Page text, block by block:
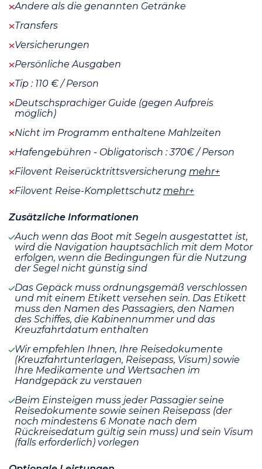
Andere als die genannten Getränke
Transfers
Versicherungen
Persönliche Ausgaben
Tip : 110 € / Person
Deutschsprachiger Guide (gegen Aufpreis
möglich)
Nicht im Programm enthaltene Mahlzeiten
Hafengebühren - Obligatorisch : 370€ / Person
Filovent Reiserücktrittsversicherung mehr+
Filovent Reise-Komplettschutzmehr+
Zusätzliche Informationen
Auch wenn das Boot mit Segeln ausgestattet ist,
wird die Navigation hauptsächlich mit dem Motor
erfolgen, wenn die Bedingungen für die Nutzung
der Segel nicht günstig sind
Das Gepäck muss ordnungsgemäß verschlossen
und mit einem Etikett versehen sein. Das Etikett
muss den Namen des Passagiers, den Namen
des Schiffes, die Kabinennummer und das
Kreuzfahrtdatum enthalten
Wir empfehlen Ihnen, Ihre Reisedokumente
(Kreuzfahrtunterlagen, Reisepass, Visum) sowie
Ihre Medikamente und Wertsachen im
Handgepäck zu verstauen
Beim Einsteigen muss jeder Passagier seine
Reisedokumente sowie seinen Reisepass (der
noch mindestens 6 Monate nach dem
Rückreisedatum gültig sein muss) und sein Visum
(falls erforderlich) vorlegen